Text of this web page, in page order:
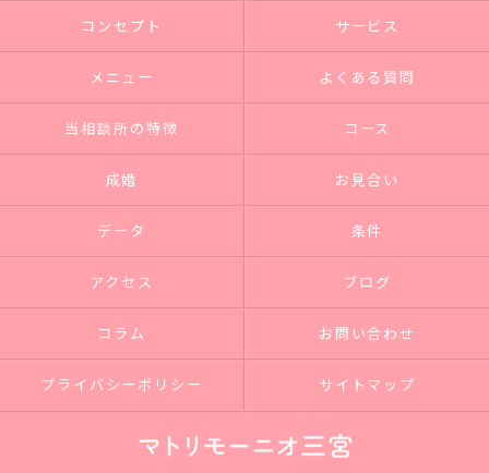
コンセプト サービス
メニュー よくある質問
当相談所の特徴 コース
成婚 お見合い
データ 条件
アクセス ブログ
コラム お問い合わせ
プライバシーポリシー サイトマップ